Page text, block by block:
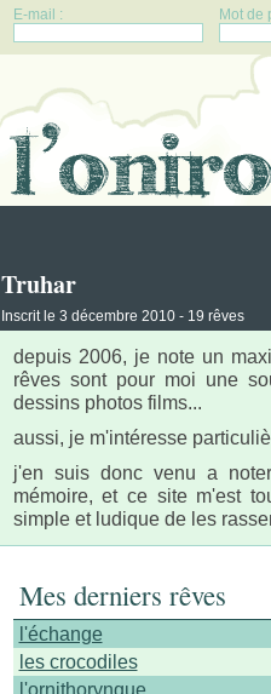
E-mail : Mot de
Truhar
Inscrit le 3 décembre 2010 - 19 rêves
depuis 2006, je note un
rêves sont pour moi une
dessins photos films...
aussi, je m'intéresse
j'en suis donc venu a
mémoire, et ce site m'est
simple et ludique de les
Mes derniers rêves
l'échange
les crocodiles
l'ornithorynque